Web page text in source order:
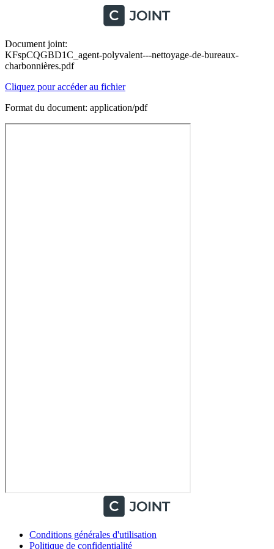
Document joint:
KFspCQGBD1C_agent-polyvalent---nettoyage-de-bureaux-
charbonnières.pdf
Cliquez pour accéder au fichier
Format du document: application/pdf
Conditions générales d'utilisation
Politique de confidentialité